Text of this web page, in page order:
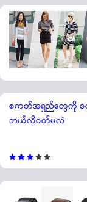
စကတ်အရှည်တွေကို စ
ဘယ်လိုဝတ်မလဲ